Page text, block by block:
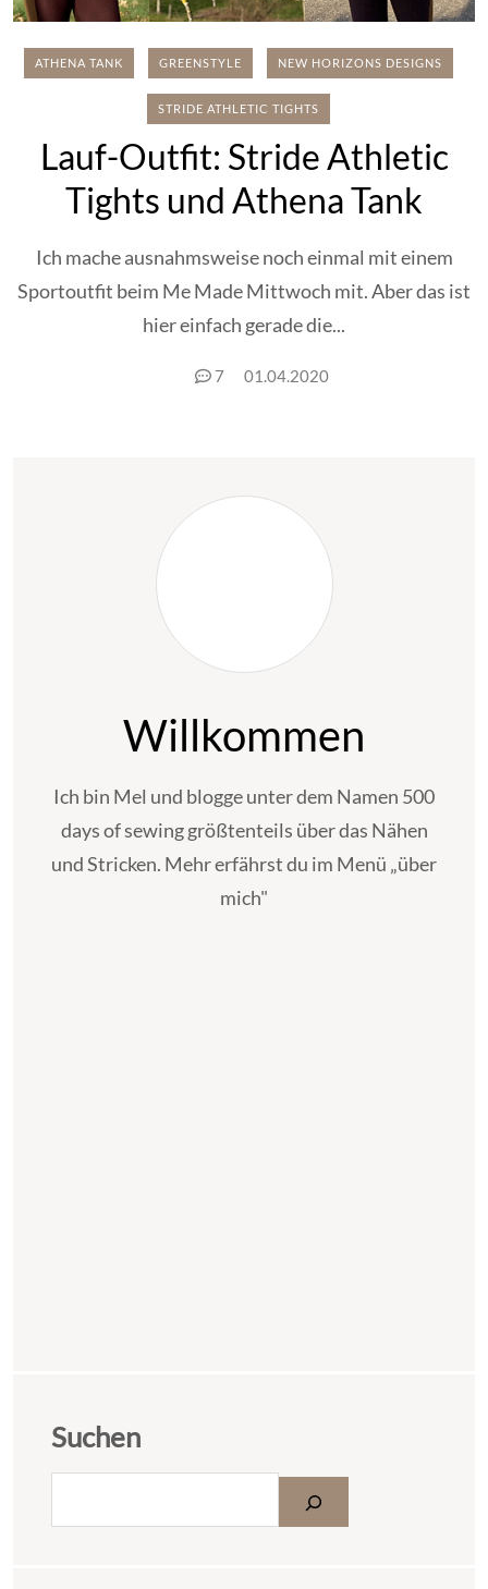
ATHENA TANK GREENSTYLE NEW HORIZONS DESIGNS
STRIDE ATHLETIC TIGHTS
Lauf-Outfit: Stride Athletic
Tights und Athena Tank
Ich mache ausnahmsweise noch einmal mit einem
Sportoutfit beim Me Made Mittwoch mit. Aber das ist
hier einfach gerade die...
7 01.04.2020
Willkommen
Ich bin Mel und blogge unter dem Namen 500
days of sewing größtenteils über das Nähen
und Stricken. Mehr erfährst du im Menü „über
mich"
Suchen